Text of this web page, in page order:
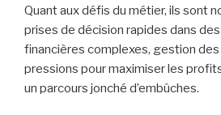
leadership sont indispensables, car
amenés à diriger des équipes de
des stagiaires.
Pour devenir agent de change, un